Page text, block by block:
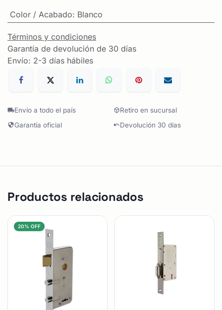
Color / Acabado: Blanco
Términos y condiciones
Garantía de devolución de 30 días
Envío: 2-3 días hábiles
Envío a todo el país
Retiro en sucursal
Garantía oficial
Devolución 30 días
Productos relacionados
20% OFF